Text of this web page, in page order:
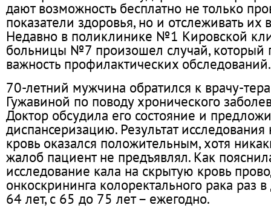
дают возможность бесплатно не только
показатели здоровья, но и отслеживать их
Недавно в поликлинике №1 Кировской
больницы №7 произошел случай, который
важность профилактических обследований.
70-летний мужчина обратился к врачу-
Гужавиной по поводу хронического
Доктор обсудила его состояние и
диспансеризацию. Результат
кровь оказался положительным, хотя
жалоб пациент не предъявлял. Как
исследование кала на скрытую кровь
онкоскрининга колоректального рака раз
64 лет, с 65 до 75 лет – ежегодно.